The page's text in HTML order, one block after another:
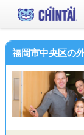
福岡市中央区の